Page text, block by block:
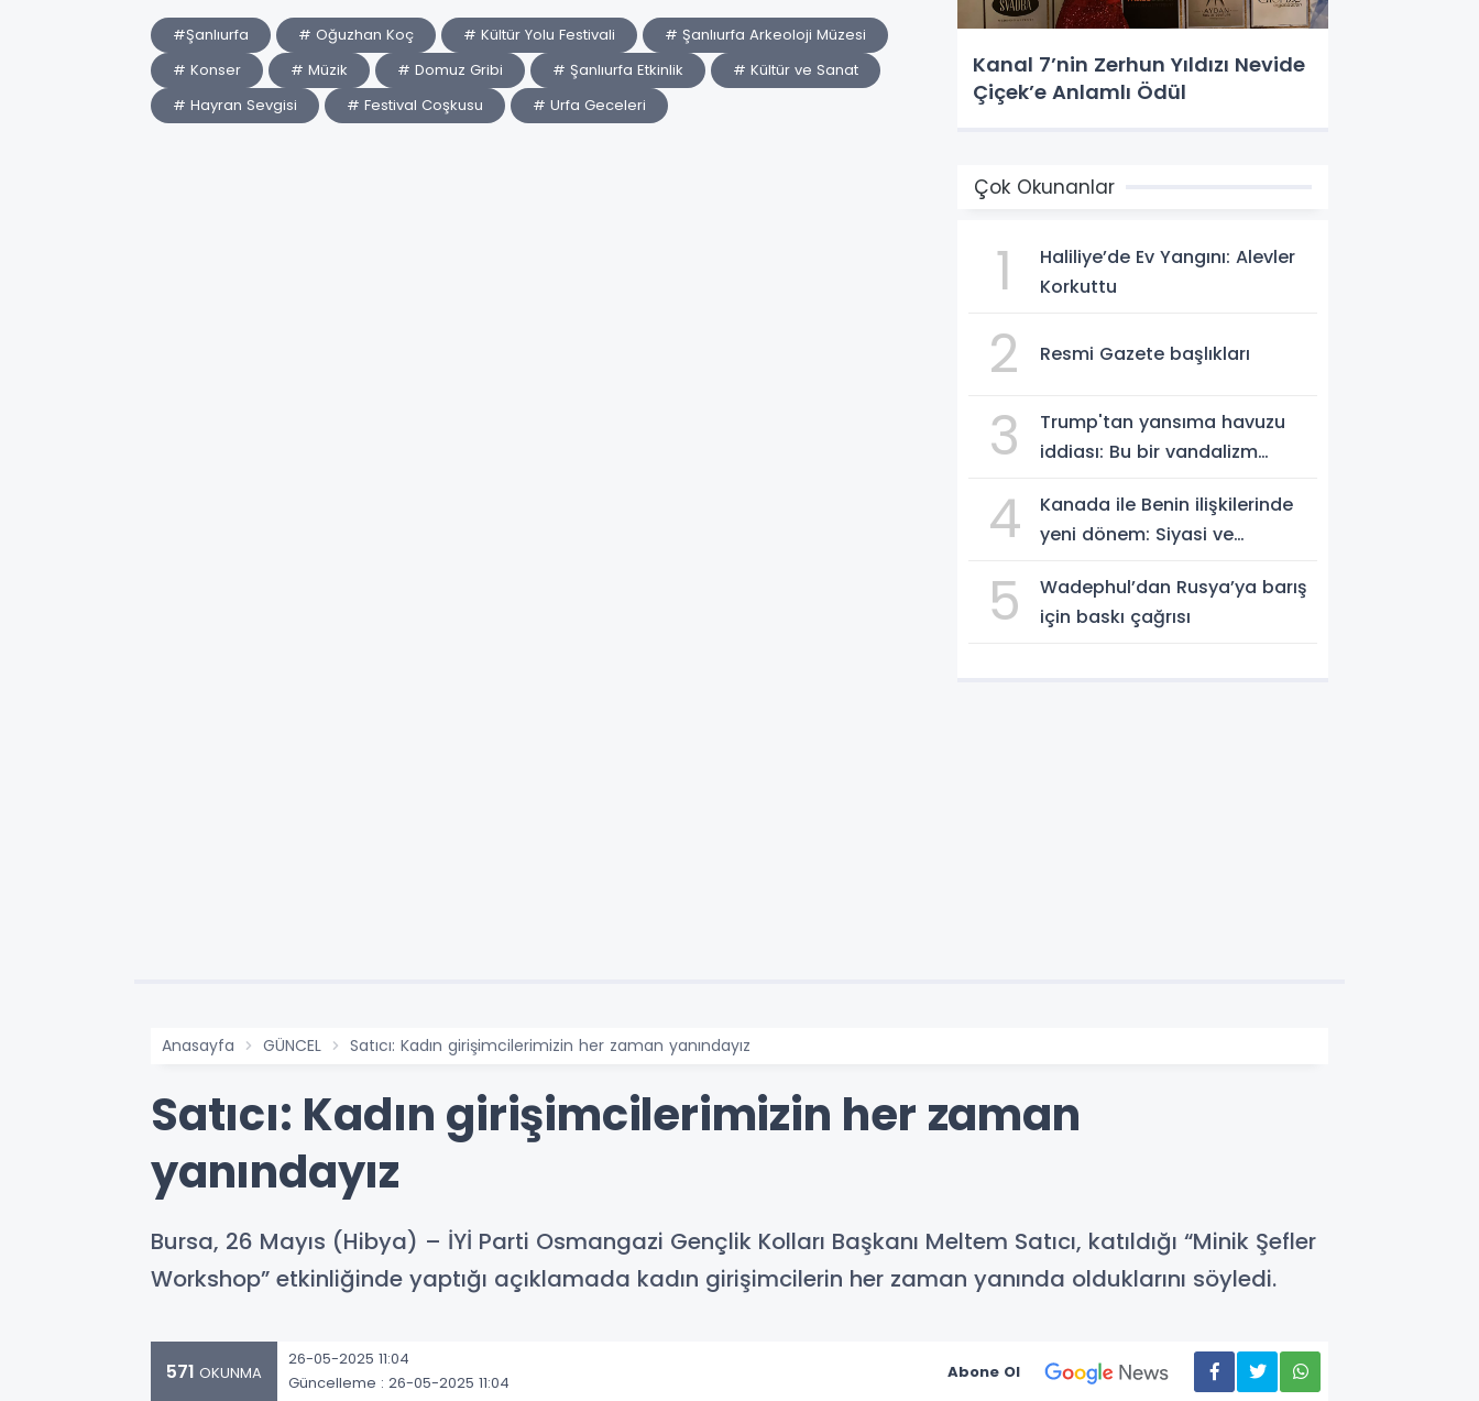
#Şanlıurfa # Oğuzhan Koç # Kültür Yolu Festivali
# Şanlıurfa Arkeoloji Müzesi
# Konser
# Müzik # Domuz Gribi # Şanlıurfa Etkinlik
# Kültür ve Sanat
# Hayran Sevgisi
# Festival Coşkusu # Urfa Geceleri
Kanal 7’nin Zerhun Yıldızı Nevide
Çiçek’e Anlamlı Ödül
Çok Okunanlar
1
Haliliye’de Ev Yangını: Alevler
Korkuttu
2 Resmi Gazete başlıkları
3
Trump'tan yansıma havuzu
iddiası: Bu bir vandalizm
4
Kanada ile Benin ilişkilerinde
yeni dönem: Siyasi ve
5
Wadephul’dan Rusya’ya barış
için baskı çağrısı
Anasayfa GÜNCEL Satıcı: Kadın girişimcilerimizin her zaman yanındayız
Satıcı: Kadın girişimcilerimizin her zaman
yanındayız
Bursa, 26 Mayıs (Hibya) – İYİ Parti Osmangazi Gençlik Kolları Başkanı Meltem Satıcı, katıldığı “Minik Şefler
Workshop” etkinliğinde yaptığı açıklamada kadın girişimcilerin her zaman yanında olduklarını söyledi.
571 OKUNMA
26-05-2025 11:04
Güncelleme : 26-05-2025 11:04
Abone Ol